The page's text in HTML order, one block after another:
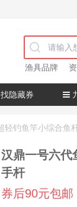
渔具品牌
找隐藏券
汉鼎一号六代
手杆
券后90元包邮